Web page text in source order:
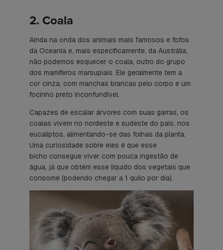
2. Coala
Ainda na onda dos animais mais famosos e fofos
da Oceania e, mais especificamente, da Austrália,
não podemos esquecer o coala, outro do grupo
dos mamíferos marsupiais. Ele geralmente tem a
cor cinza, com manchas brancas pelo corpo e um
focinho preto inconfundível.
Capazes de escalar árvores com suas garras, os
coalas vivem no nordeste e sudeste do país, nos
eucaliptos, alimentando-se das folhas da planta.
Uma curiosidade sobre eles é que esse
bicho consegue viver com pouca ingestão de
água, já que obtém esse líquido dos vegetais que
consome (podendo chegar a 1 quilo por dia).